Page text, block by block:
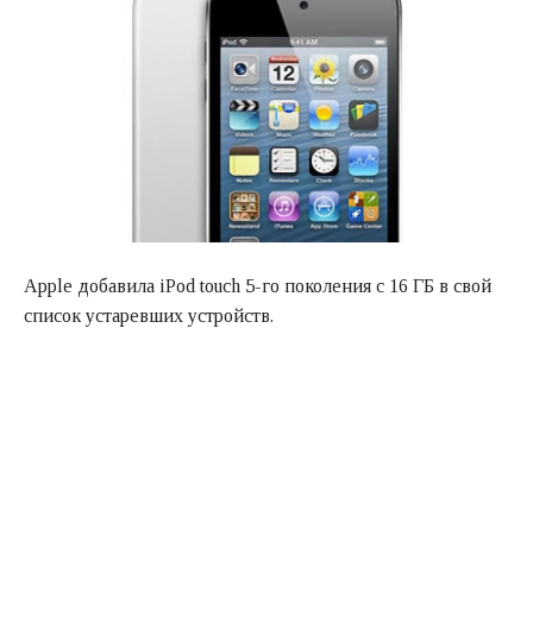
Apple добавила iPod touch 5-го поколения с 16 ГБ в свой
список устаревших устройств.